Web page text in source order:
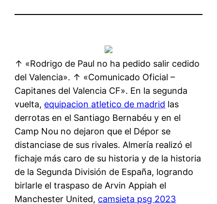
↑ «Rodrigo de Paul no ha pedido salir cedido
del Valencia». ↑ «Comunicado Oficial –
Capitanes del Valencia CF». En la segunda
vuelta, equipacion atletico de madrid las
derrotas en el Santiago Bernabéu y en el
Camp Nou no dejaron que el Dépor se
distanciase de sus rivales. Almería realizó el
fichaje más caro de su historia y de la historia
de la Segunda División de España, logrando
birlarle el traspaso de Arvin Appiah el
Manchester United, camsieta psg 2023